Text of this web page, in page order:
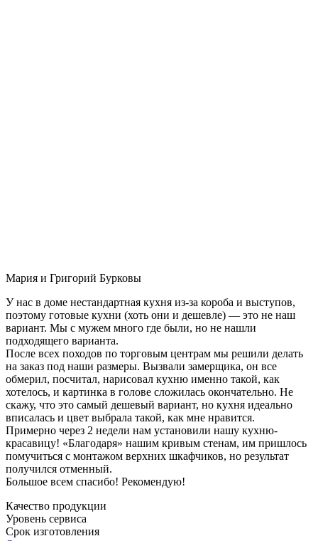
Мария и Григорий Бурковы
У нас в доме нестандартная кухня из-за короба и выступов,
поэтому готовые кухни (хоть они и дешевле) — это не наш
вариант. Мы с мужем много где были, но не нашли
подходящего варианта.
После всех походов по торговым центрам мы решили делать
на заказ под наши размеры. Вызвали замерщика, он все
обмерил, посчитал, нарисовал кухню именно такой, как
хотелось, и картинка в голове сложилась окончательно. Не
скажу, что это самый дешевый вариант, но кухня идеально
вписалась и цвет выбрала такой, как мне нравится.
Примерно через 2 недели нам установили нашу кухню-
красавицу! «Благодаря» нашим кривым стенам, им пришлось
помучиться с монтажом верхних шкафчиков, но результат
получился отменный.
Большое всем спасибо! Рекомендую!
Качество продукции
Уровень сервиса
Срок изготовления